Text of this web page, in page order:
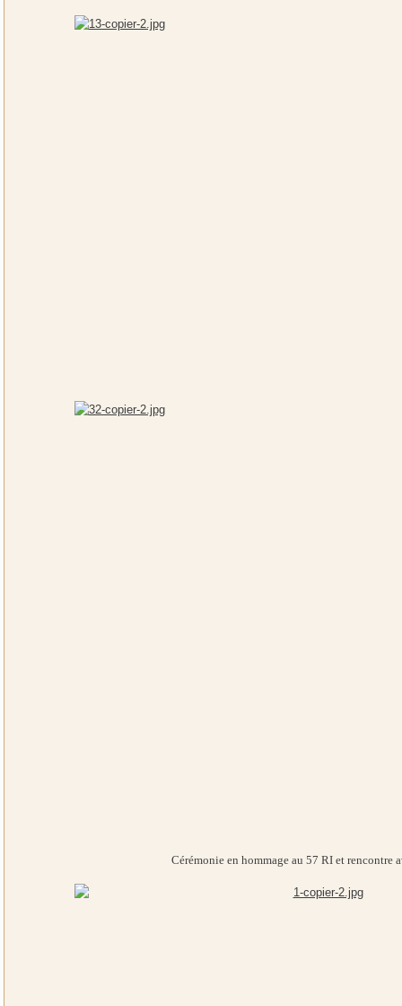
Cérémonie en hommage au 57 RI et rencontre